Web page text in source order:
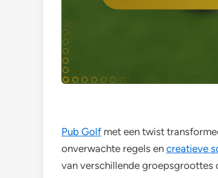
Pub Golf met een twist
onverwachte regels en creatieve
van verschillende groepsgroottes